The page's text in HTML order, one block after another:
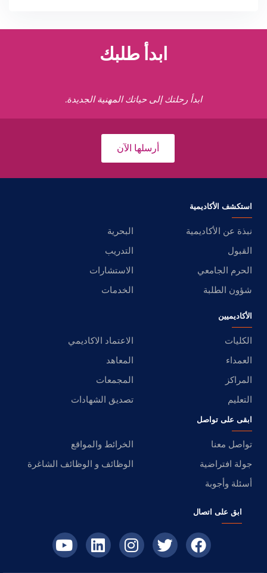
ابدأ طلبك
ابدأ رحلتك إلى حياتك المهنية الجديدة.
أرسلها الآن
استكشف الأكاديمية
نبذة عن الأكاديمية
البحرية
القبول
التدريب
الحرم الجامعي
الاستشارات
شؤون الطلبة
الخدمات
الأكاديميين
الكليات
الاعتماد الاكاديمي
العمداء
المعاهد
المراكز
المجمعات
التعليم
تصديق الشهادات
ابقى على تواصل
تواصل معنا
الخرائط والمواقع
جولة افتراضية
الوظائف و الوظائف الشاغرة
أسئلة وأجوبة
ابق على اتصال